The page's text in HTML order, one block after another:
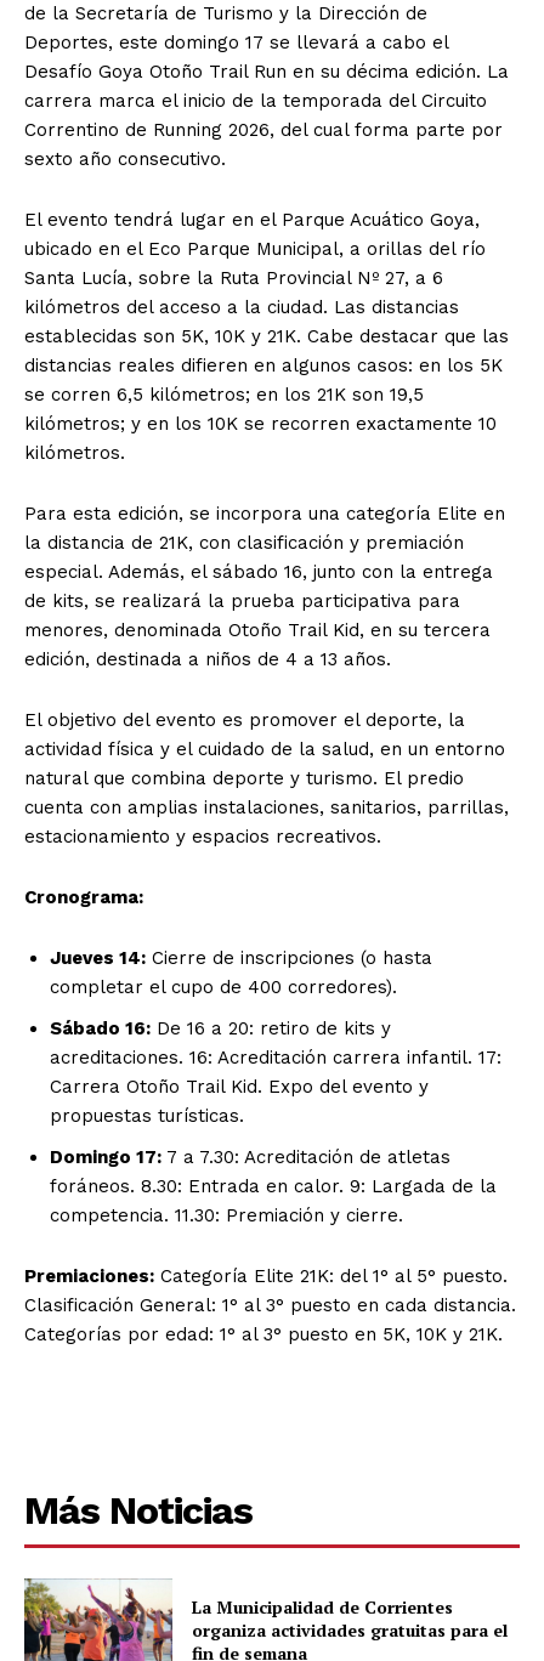
de la Secretaría de Turismo y la Dirección de
Deportes, este domingo 17 se llevará a cabo el
Desafío Goya Otoño Trail Run en su décima edición. La
carrera marca el inicio de la temporada del Circuito
Correntino de Running 2026, del cual forma parte por
sexto año consecutivo.
El evento tendrá lugar en el Parque Acuático Goya,
ubicado en el Eco Parque Municipal, a orillas del río
Santa Lucía, sobre la Ruta Provincial Nº 27, a 6
kilómetros del acceso a la ciudad. Las distancias
establecidas son 5K, 10K y 21K. Cabe destacar que las
distancias reales difieren en algunos casos: en los 5K
se corren 6,5 kilómetros; en los 21K son 19,5
kilómetros; y en los 10K se recorren exactamente 10
kilómetros.
Para esta edición, se incorpora una categoría Elite en
la distancia de 21K, con clasificación y premiación
especial. Además, el sábado 16, junto con la entrega
de kits, se realizará la prueba participativa para
menores, denominada Otoño Trail Kid, en su tercera
edición, destinada a niños de 4 a 13 años.
El objetivo del evento es promover el deporte, la
actividad física y el cuidado de la salud, en un entorno
natural que combina deporte y turismo. El predio
cuenta con amplias instalaciones, sanitarios, parrillas,
estacionamiento y espacios recreativos.
Cronograma:
Jueves 14: Cierre de inscripciones (o hasta
completar el cupo de 400 corredores).
Sábado 16: De 16 a 20: retiro de kits y
acreditaciones. 16: Acreditación carrera infantil. 17:
Carrera Otoño Trail Kid. Expo del evento y
propuestas turísticas.
Domingo 17: 7 a 7.30: Acreditación de atletas
foráneos. 8.30: Entrada en calor. 9: Largada de la
competencia. 11.30: Premiación y cierre.
Premiaciones: Categoría Elite 21K: del 1° al 5° puesto.
Clasificación General: 1° al 3° puesto en cada distancia.
Categorías por edad: 1° al 3° puesto en 5K, 10K y 21K.
Más Noticias
La Municipalidad de Corrientes
organiza actividades gratuitas para el
fin de semana